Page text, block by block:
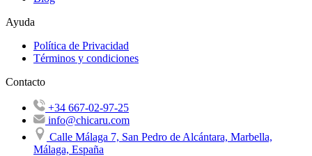
Ayuda
Política de Privacidad
Términos y condiciones
Contacto
+34 667-02-97-25
info@chicaru.com
Calle Málaga 7, San Pedro de Alcántara, Marbella,
Málaga, España